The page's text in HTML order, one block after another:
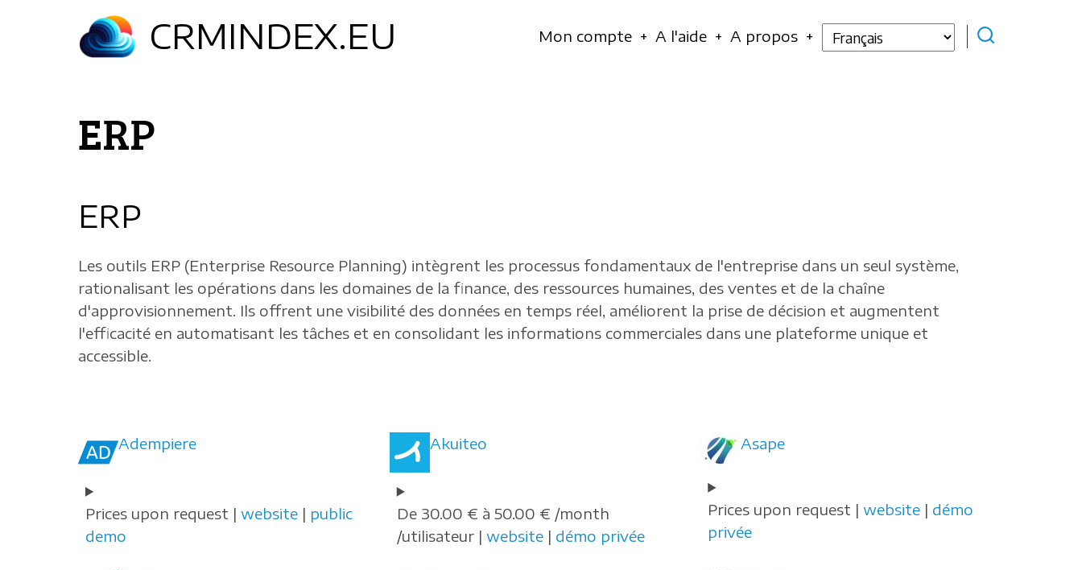
CRMINDEX.EU
Navigation
Mon compte A l'aide A propos
Select
your
ERP
ERP
Les outils ERP (Enterprise Resource Planning) intègrent les processus fondamentaux de l'entreprise dans un seul système,
rationalisant les opérations dans les domaines de la finance, des ressources humaines, des ventes et de la chaîne
d'approvisionnement. Ils offrent une visibilité des données en temps réel, améliorent la prise de décision et augmentent
l'efficacité en automatisant les tâches et en consolidant les informations commerciales dans une plateforme unique et
accessible.
Adempiere
Prices upon request | website | public
demo
Akuiteo
De 30.00 € à 50.00 € /month
/utilisateur | website| démo privée
Asape
Prices upon request |website | démo
privée